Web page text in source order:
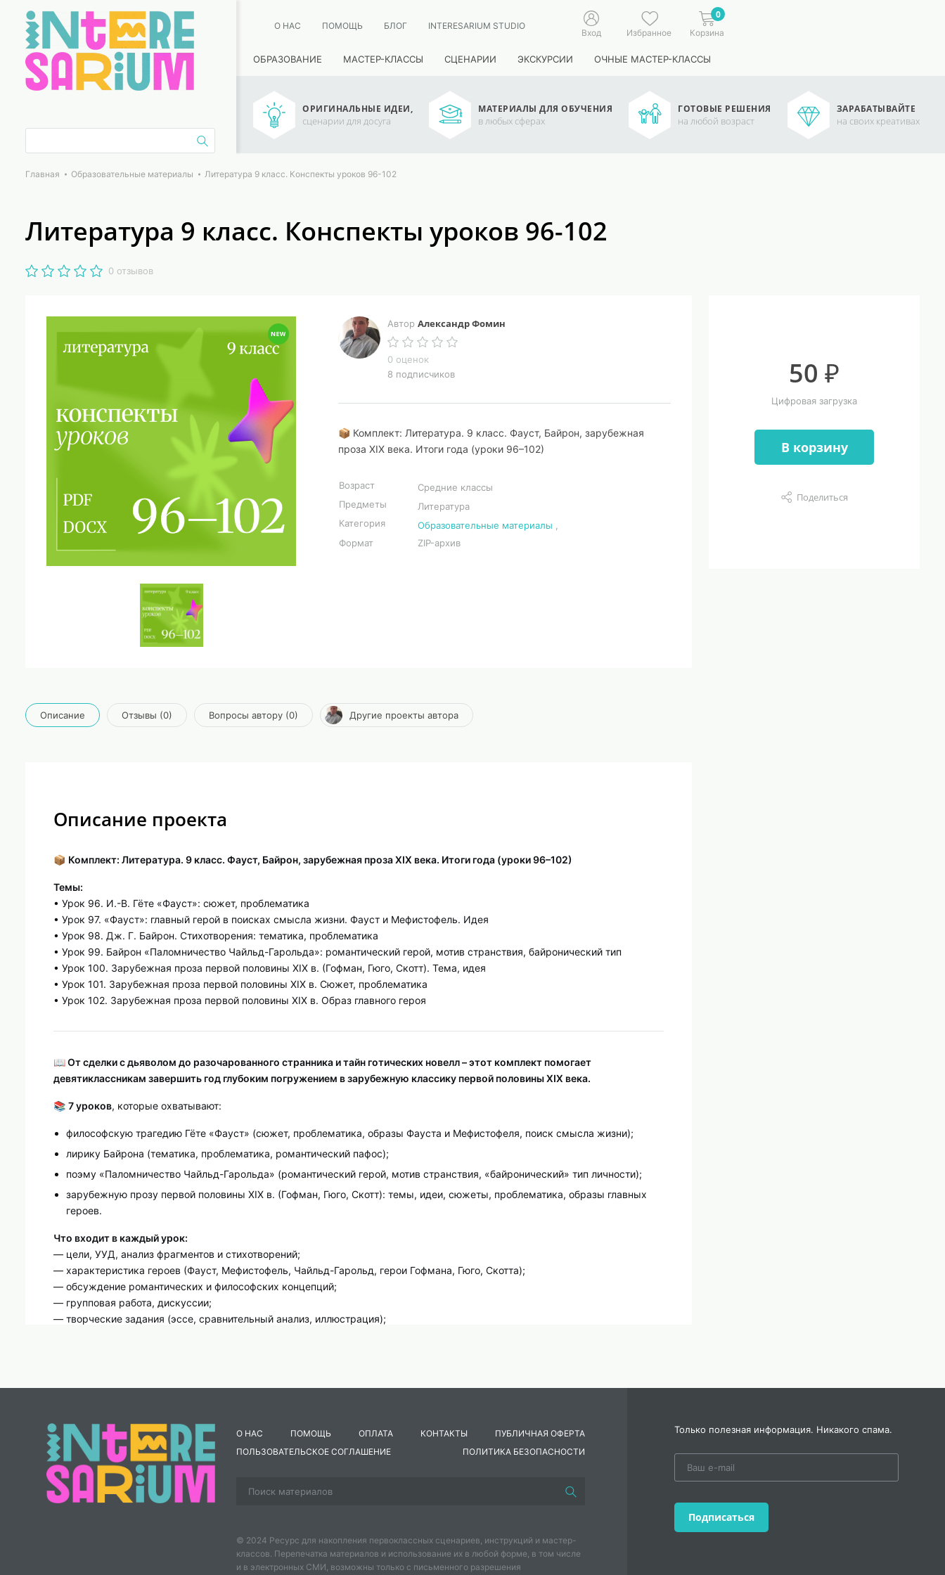
О НАС ПОМОЩЬ БЛОГ INTERESARIUM STUDIO
Вход Избранное
0
Корзина
ОБРАЗОВАНИЕ МАСТЕР-КЛАССЫ СЦЕНАРИИ ЭКСКУРСИИ ОЧНЫЕ МАСТЕР-КЛАССЫ
ОРИГИНАЛЬНЫЕ ИДЕИ,
сценарии для досуга
МАТЕРИАЛЫ ДЛЯ ОБУЧЕНИЯ
в любых сферах
ГОТОВЫЕ РЕШЕНИЯ
на любой возраст
ЗАРАБАТЫВАЙТЕ
на своих креативах
Главная Образовательные материалы Литература 9 класс. Конспекты уроков 96-102
Литература 9 класс. Конспекты уроков 96-102
0 отзывов
Автор Александр Фомин
0 оценок
8 подписчиков
📦 Комплект: Литература. 9 класс. Фауст, Байрон, зарубежная
проза XIX века. Итоги года (уроки 96–102)
Возраст
Средние классы
Предметы
Литература
Категория
Образовательные материалы
Формат
ZIP-архив
50 ₽
Цифровая загрузка
В корзину
Поделиться
Описание Отзывы (0) Вопросы автору (0) Другие проекты автора
Описание проекта
📦 Комплект: Литература. 9 класс. Фауст, Байрон, зарубежная проза XIX века. Итоги года (уроки 96–102)
Темы:
• Урок 96. И.-В. Гёте «Фауст»: сюжет, проблематика
• Урок 97. «Фауст»: главный герой в поисках смысла жизни. Фауст и Мефистофель. Идея
• Урок 98. Дж. Г. Байрон. Стихотворения: тематика, проблематика
• Урок 99. Байрон «Паломничество Чайльд-Гарольда»: романтический герой, мотив странствия, байронический тип
• Урок 100. Зарубежная проза первой половины XIX в. (Гофман, Гюго, Скотт). Тема, идея
• Урок 101. Зарубежная проза первой половины XIX в. Сюжет, проблематика
• Урок 102. Зарубежная проза первой половины XIX в. Образ главного героя
📖 От сделки с дьяволом до разочарованного странника и тайн готических новелл – этот комплект помогает
девятиклассникам завершить год глубоким погружением в зарубежную классику первой половины XIX века.
📚 7 уроков, которые охватывают:
философскую трагедию Гёте «Фауст» (сюжет, проблематика, образы Фауста и Мефистофеля, поиск смысла жизни);
лирику Байрона (тематика, проблематика, романтический пафос);
поэму «Паломничество Чайльд-Гарольда» (романтический герой, мотив странствия, «байронический» тип личности);
зарубежную прозу первой половины XIX в. (Гофман, Гюго, Скотт): темы, идеи, сюжеты, проблематика, образы главных
героев.
Что входит в каждый урок:
— цели, УУД, анализ фрагментов и стихотворений;
— характеристика героев (Фауст, Мефистофель, Чайльд-Гарольд, герои Гофмана, Гюго, Скотта);
— обсуждение романтических и философских концепций;
— групповая работа, дискуссии;
— творческие задания (эссе, сравнительный анализ, иллюстрация);
анализа философской драмы и лирики.
Для родителей — возможность обсудить с ребёнком «вечные» вопросы: цена познания, границы человеческих желаний,
трагедия разочарованного героя.
📥 Скачайте комплект и помогите девятиклассникам завершить год размышлениями о Фаусте, странствиях Чайльд-
Гарольда и таинственных сюжетах Гофмана и Гюго – перед переходом на новую ступень.
О НАС ПОМОЩЬ ОПЛАТА КОНТАКТЫ
ПУБЛИЧНАЯ ОФЕРТА
ПОЛЬЗОВАТЕЛЬСКОЕ СОГЛАШЕНИЕ
ПОЛИТИКА БЕЗОПАСНОСТИ
© 2024 Ресурс для накопления первоклассных сценариев, инструкций и мастер-
классов. Перепечатка материалов и использование их в любой форме, в том числе
и в электронных СМИ, возможны только с письменного разрешения
Только полезная информация. Никакого спама.
Подписаться